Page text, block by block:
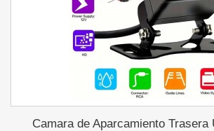
Camara de Aparcamiento Trasera